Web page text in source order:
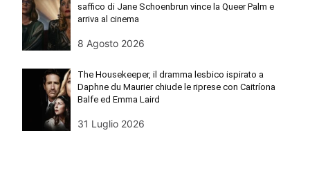
saffico di Jane Schoenbrun vince la Queer Palm e
arriva al cinema
8 Agosto 2026
The Housekeeper, il dramma lesbico ispirato a
Daphne du Maurier chiude le riprese con Caitríona
Balfe ed Emma Laird
31 Luglio 2026